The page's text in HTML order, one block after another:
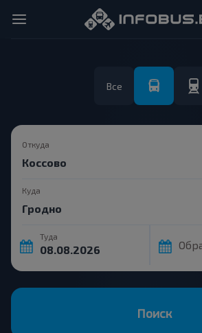
Все
Откуда
Куда
Туда
Поиск